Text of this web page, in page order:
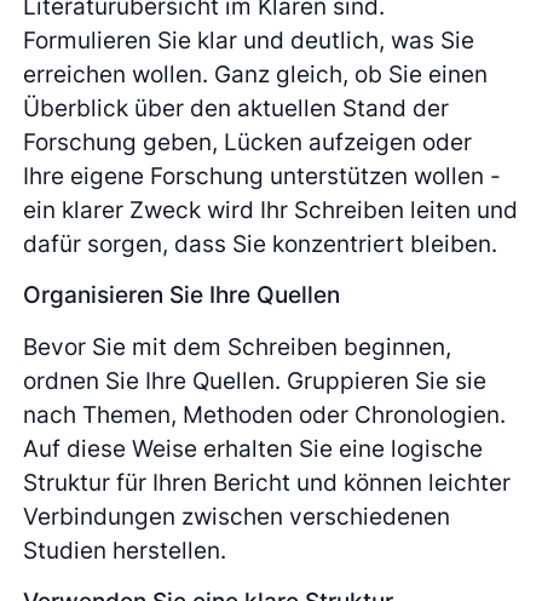
Literaturübersicht im Klaren sind.
Formulieren Sie klar und deutlich, was Sie
erreichen wollen. Ganz gleich, ob Sie einen
Überblick über den aktuellen Stand der
Forschung geben, Lücken aufzeigen oder
Ihre eigene Forschung unterstützen wollen -
ein klarer Zweck wird Ihr Schreiben leiten und
dafür sorgen, dass Sie konzentriert bleiben.
Organisieren Sie Ihre Quellen
Bevor Sie mit dem Schreiben beginnen,
ordnen Sie Ihre Quellen. Gruppieren Sie sie
nach Themen, Methoden oder Chronologien.
Auf diese Weise erhalten Sie eine logische
Struktur für Ihren Bericht und können leichter
Verbindungen zwischen verschiedenen
Studien herstellen.